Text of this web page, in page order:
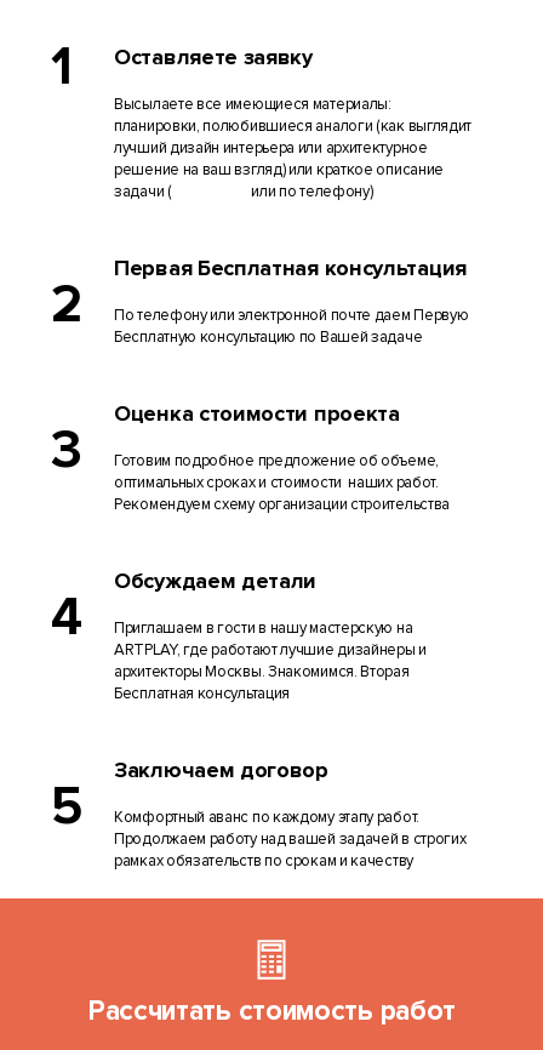
1 Оставляете заявку
Высылаете все имеющиеся материалы:
планировки, полюбившиеся аналоги (как выглядит
лучший дизайн интерьера или архитектурное
решение на ваш взгляд) или краткое описание
задачи (
или по телефону)
2
Первая Бесплатная консультация
По телефону или электронной почте даем Первую
Бесплатную консультацию по Вашей задаче
3
Оценка стоимости проекта
Готовим подробное предложение об объеме,
оптимальных сроках и стоимости наших работ.
Рекомендуем схему организации строительства
4
Обсуждаем детали
Приглашаем в гости в нашу мастерскую на
ARTPLAY, где работают лучшие дизайнеры и
архитекторы Москвы. Знакомимся. Вторая
Бесплатная консультация
5
Заключаем договор
Комфортный аванс по каждому этапу работ.
Продолжаем работу над вашей задачей в строгих
рамках обязательств по срокам и качеству
Рассчитать стоимость работ